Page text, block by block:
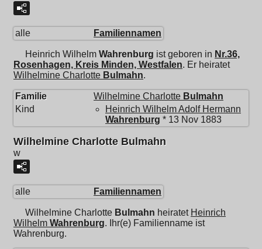
alle Familiennamen
Heinrich Wilhelm Wahrenburg ist geboren in Nr.36,
Rosenhagen, Kreis Minden, Westfalen. Er heiratet
Wilhelmine Charlotte Bulmahn.
Familie Wilhelmine Charlotte Bulmahn
Kind
Heinrich Wilhelm Adolf Hermann
Wahrenburg * 13 Nov 1883
Wilhelmine Charlotte Bulmahn
w
alle Familiennamen
Wilhelmine Charlotte Bulmahn heiratet Heinrich
Wilhelm Wahrenburg. Ihr(e) Familienname ist
Wahrenburg.